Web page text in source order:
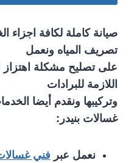
صيانة كاملة لكافة اجزاء
تصريف المياه ونعمل
على تصليح مشكلة اهتزاز
اللازمة للبرادات
وتركيبها ونقدم أيضا
غسالات بنيدر:
نعمل عبر فني